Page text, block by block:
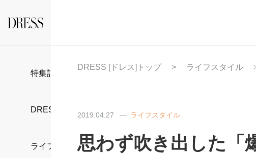
特集記事
DRESS部活
ライフスタイル
DRESS [ドレス]トップ ライフスタイル
2019.04.27 ライフスタイル
思わず吹き出した「